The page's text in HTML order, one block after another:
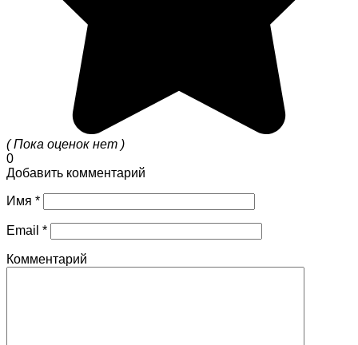
( Пока оценок нет )
0
Добавить комментарий
Имя *
Email *
Комментарий